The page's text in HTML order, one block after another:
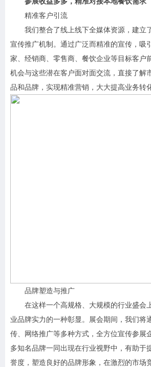
精准客户引流
我们整合了线上线下全媒体资源，建立
宣传推广机制。通过广泛而精准的宣传，吸
家、经销商、零售商、餐饮企业等目标客户
机会与这些潜在客户面对面交流，直接了解
品和品牌，实现精准营销，大大提高业务转
品牌塑造与推广
在这样一个高规格、大规模的行业盛会
业品牌实力的一种彰显。展会期间，我们将
传、网络推广等多种方式，全方位宣传参展
多知名品牌一同出现在行业视野中，有助于
誉度，塑造良好的品牌形象，在激烈的市场